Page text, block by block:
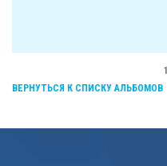
1
ВЕРНУТЬСЯ К СПИСКУ АЛЬБОМОВ